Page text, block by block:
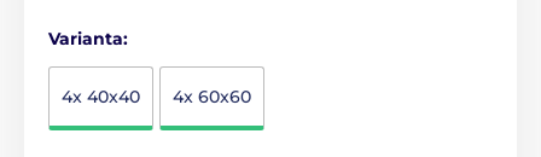
Varianta:
4x 40x40 4x 60x60